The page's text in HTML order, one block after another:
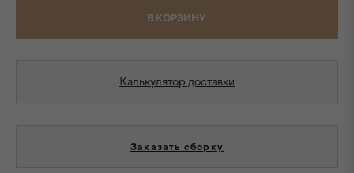
В КОРЗИНУ
Калькулятор доставки
Заказать сборку